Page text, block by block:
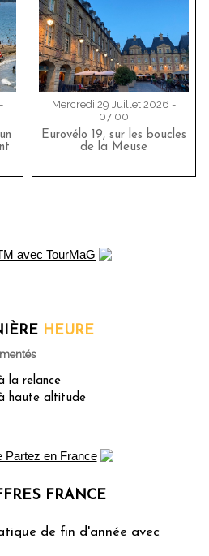
Mercredi 29 Juillet 2026 -
07:00
Eurovélo 19, sur les boucles
de la Meuse
HEURE
la relance
haute altitude
FRANCE
de fin d'année avec